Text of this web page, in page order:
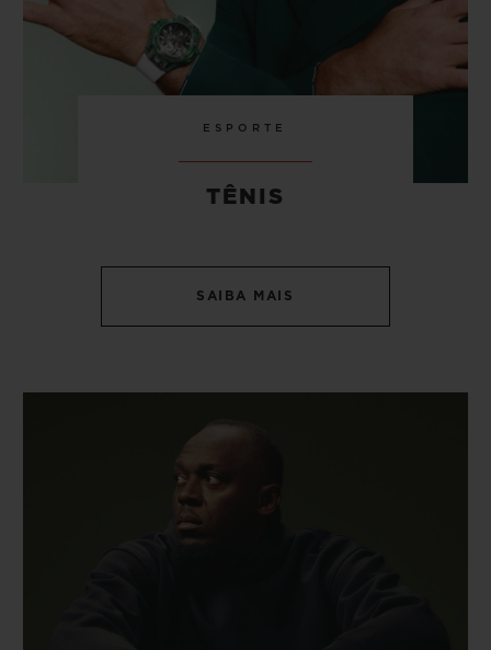
ESPORTE
TÊNIS
SAIBA MAIS